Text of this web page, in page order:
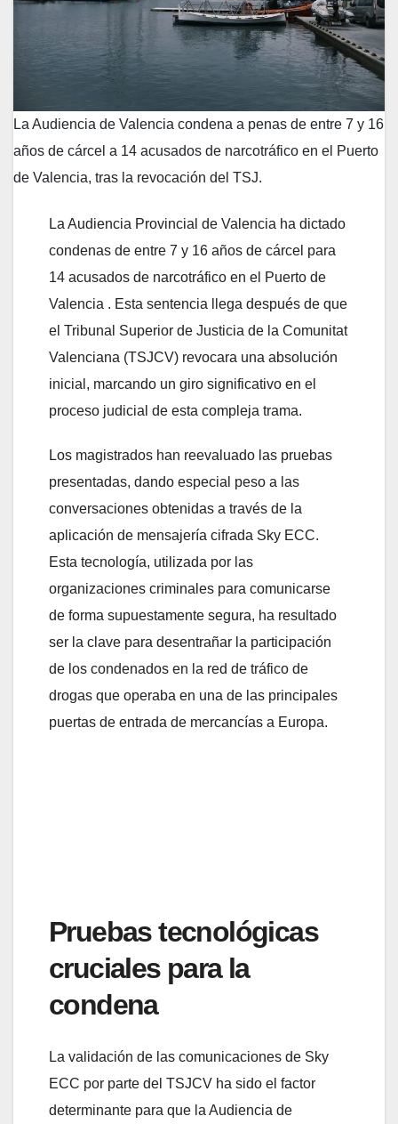
La Audiencia de Valencia condena a penas de entre 7 y 16
años de cárcel a 14 acusados de narcotráfico en el Puerto
de Valencia, tras la revocación del TSJ.
La Audiencia Provincial de Valencia ha dictado
condenas de entre 7 y 16 años de cárcel para
14 acusados de narcotráfico en el Puerto de
Valencia . Esta sentencia llega después de que
el Tribunal Superior de Justicia de la Comunitat
Valenciana (TSJCV) revocara una absolución
inicial, marcando un giro significativo en el
proceso judicial de esta compleja trama.
Los magistrados han reevaluado las pruebas
presentadas, dando especial peso a las
conversaciones obtenidas a través de la
aplicación de mensajería cifrada Sky ECC.
Esta tecnología, utilizada por las
organizaciones criminales para comunicarse
de forma supuestamente segura, ha resultado
ser la clave para desentrañar la participación
de los condenados en la red de tráfico de
drogas que operaba en una de las principales
puertas de entrada de mercancías a Europa.
Pruebas tecnológicas
cruciales para la
condena
La validación de las comunicaciones de Sky
ECC por parte del TSJCV ha sido el factor
determinante para que la Audiencia de